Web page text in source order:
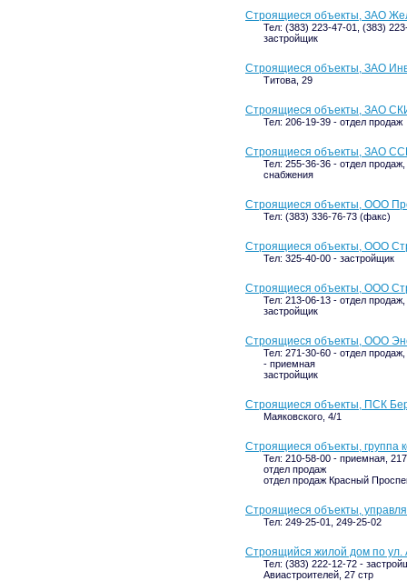
Строящиеся объекты, ЗАО
Тел: (383) 223-47-01, (383)
застройщик
Строящиеся объекты, ЗАО
Титова, 29
Строящиеся объекты, ЗАО
Тел: 206-19-39 - отдел продаж
Строящиеся объекты, ЗАО
Тел: 255-36-36 - отдел
снабжения
Строящиеся объекты, ООО
Тел: (383) 336-76-73 (факс)
Строящиеся объекты, ООО
Тел: 325-40-00 - застройщик
Строящиеся объекты, ООО
Тел: 213-06-13 - отдел
застройщик
Строящиеся объекты, ООО
Тел: 271-30-60 - отдел
- приемная
застройщик
Строящиеся объекты, ПСК
Маяковского, 4/1
Строящиеся объекты, группа
Тел: 210-58-00 - приемная,
отдел продаж
отдел продаж Красный
Строящиеся объекты,
Тел: 249-25-01, 249-25-02
Строящийся жилой дом по ул.
Тел: (383) 222-12-72 -
Авиастроителей, 27 стр